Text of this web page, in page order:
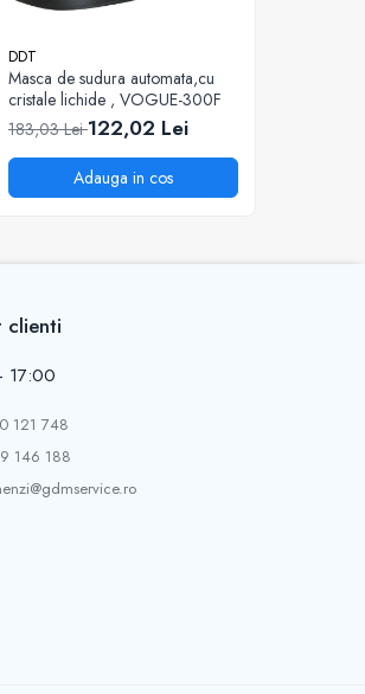
DDT
Masca de sudura automata,cu
cristale lichide , VOGUE-300F
183,03 Lei122,02 Lei
Adauga in cos
clienti
17:00
121 748
146 188